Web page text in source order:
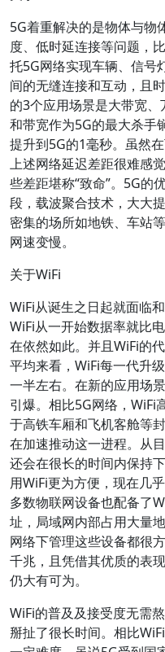
5G着重解决的是物体与物
度、低时延连接等问题，
托5G网络实现车辆、信号
间的无缝连接和互动，且
的3个应用场景是大带宽
和带宽作为5G的最大杀手
提升到5G的1毫秒。虽然
上述网络延迟差距很难感
些差距堪称“致命”。5G的
段，载波聚合技术，大大
密集的场所如地铁、车站
网速变慢。
关于WiFi
WiFi从诞生之日起就面临
WiFi从一开始数据率就比
在依然如此。并且WiFi的
平均来看，WiFi每一代升
一半左右。在新的应用场
引爆。相比5G网络，WiFi
于高铁车厢和飞机客舱等
在加速推动这一进程。从
还会在很长的时间内保持
用WiFi更为方便，现在几
多数物联网设备也配备了
址，局域网内部占用大量
网络下管理这些设备都很
千兆，且凭借其优质的表
仍大有可为。
WiFi的普及及接受度无需
掰扯了很长时间。相比